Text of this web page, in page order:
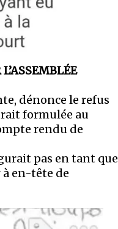
dénonce le refus
formulée au
rendu de
pas en tant que
en-tête de